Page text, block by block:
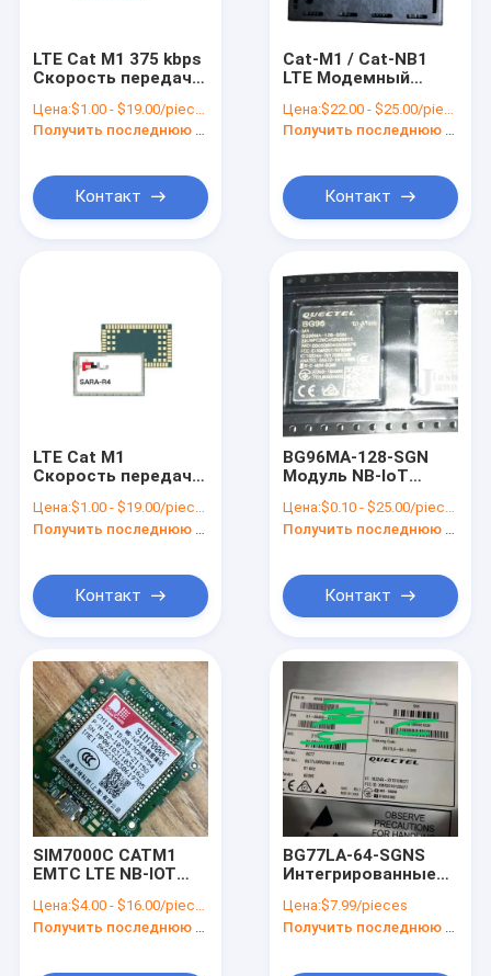
Продукты
Видеозаписи
О нас
экскурсия по заводу
Свяжитесь с нами
LTE Cat M1 375 kbps
Скорость передачи
сотовой связи 4G
для потребностей
Цена:$1.00 - $19.00/pieces
Получить последнюю цену
Контакт
Cat-M1 / Cat-NB1
LTE Модемный
Sierra Wireless
AirPrime
Цена:$22.00 - $25.00/pieces
Получить последнюю цену
Контакт
LTE Cat M1
Скорость передачи
UL/DL 4G LTE
Модуль SARA-
Цена:$1.00 - $19.00/pieces
Контакт
BG96MA-128-SGN
Модуль NB-IoT
Форм-фактор Lte
CAT M1
Цена:$0.10 - $25.00/pieces
Контакт
SIM7000C CATM1
EMTC LTE NB-IOT
с двойной полосой
Цена:$4.00 - $16.00/pieces
BG77LA-64-SGNS
Интегрированные
модули LTE Cat
M1/Cat NB2 модуль
Цена:$7.99/pieces